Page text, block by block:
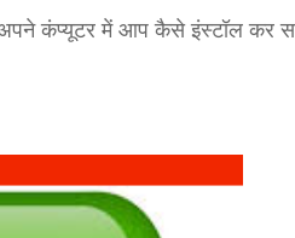
अपने कंप्यूटर में आप कैसे इंस्टॉल कर